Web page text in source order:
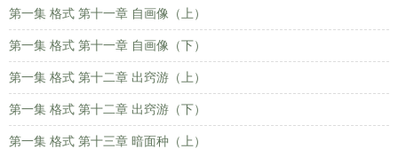
第一集 格式 第十一章 自画像（上）
第一集 格式 第十一章 自画像（下）
第一集 格式 第十二章 出窍游（上）
第一集 格式 第十二章 出窍游（下）
第一集 格式 第十三章 暗面种（上）